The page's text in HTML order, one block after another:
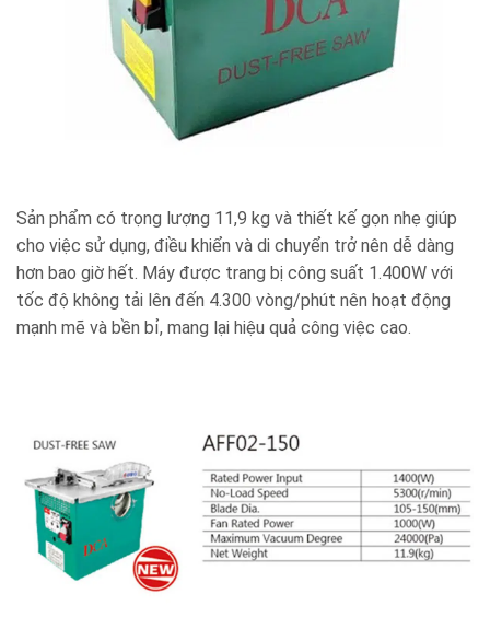
Sản phẩm có trọng lượng 11,9 kg và thiết kế gọn nhẹ giúp
cho việc sử dụng, điều khiển và di chuyển trở nên dễ dàng
hơn bao giờ hết. Máy được trang bị công suất 1.400W với
tốc độ không tải lên đến 4.300 vòng/phút nên hoạt động
mạnh mẽ và bền bỉ, mang lại hiệu quả công việc cao.